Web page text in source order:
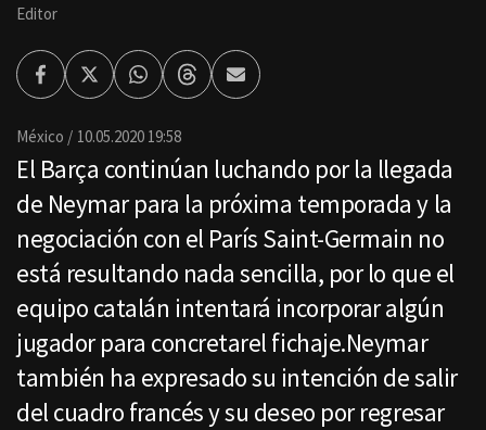
Editor
FacebookTwitterWhatsappThreadsEnviar
por
México 10.05.2020 19:58
El Barça continúan luchando por la llegada
de Neymar para la próxima temporada y la
negociación con el París Saint-Germain no
está resultando nada sencilla, por lo que el
equipo catalán intentará incorporar algún
jugador para concretarel fichaje.Neymar
también ha expresado su intención de salir
del cuadro francés y su deseo por regresar